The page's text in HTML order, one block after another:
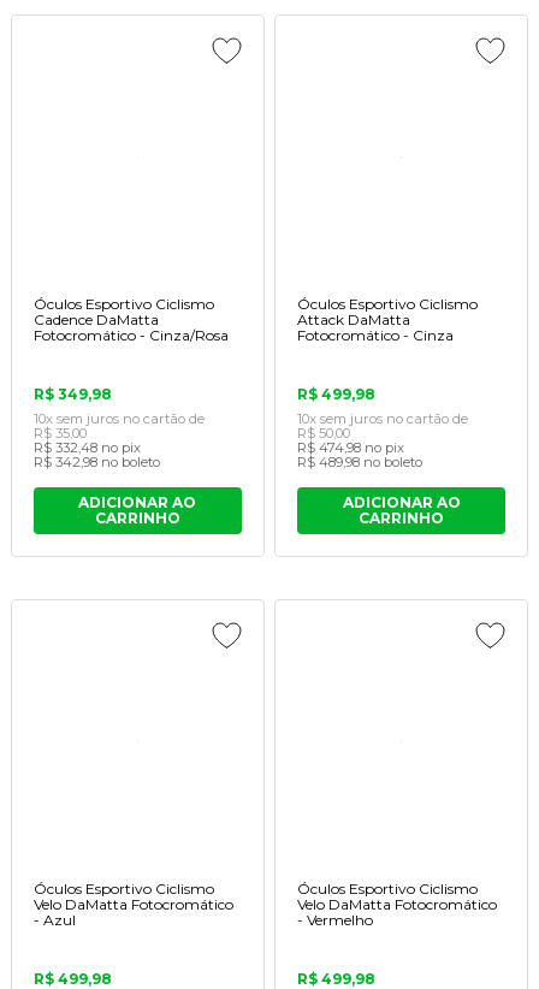
Óculos Esportivo Ciclismo
Cadence DaMatta
Fotocromático - Cinza/Rosa
R$ 349,98
10x sem juros no cartãode
R$ 35,00
R$ 332,48 no pix
R$ 342,98 no boleto
ADICIONAR AO
CARRINHO
Óculos Esportivo Ciclismo
Attack DaMatta
Fotocromático - Cinza
R$ 499,98
10x sem juros no cartão de
R$ 50,00
R$ 474,98 no pix
R$ 489,98 no boleto
ADICIONAR AO
CARRINHO
Óculos Esportivo Ciclismo
Velo DaMatta Fotocromático
- Azul
R$ 499,98
Óculos Esportivo Ciclismo
Velo DaMatta Fotocromático
- Vermelho
R$ 499,98